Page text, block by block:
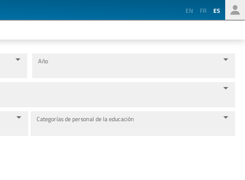
EN FR ES
Año
Categorías de personal de la educación